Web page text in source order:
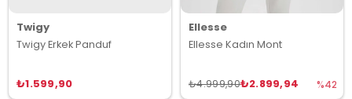
Twigy
Twigy Erkek Panduf
₺1.599,90
Ellesse
Ellesse Kadın Mont
₺2.899,94
₺4.999,90 %42